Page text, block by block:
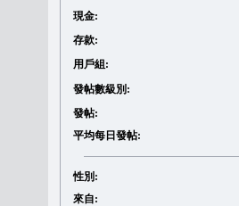
現金:
存款:
用戶組:
發帖數級別:
發帖:
平均每日發帖:
性別:
來自: